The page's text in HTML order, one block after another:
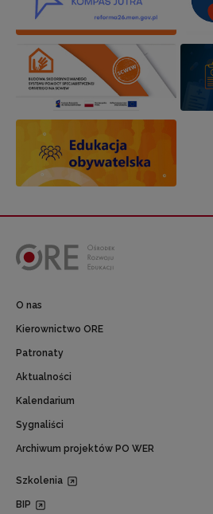
O nas
Kierownictwo ORE
Patronaty
Aktualności
Kalendarium
Sygnaliści
Archiwum projektów PO WER
Szkolenia
BIP